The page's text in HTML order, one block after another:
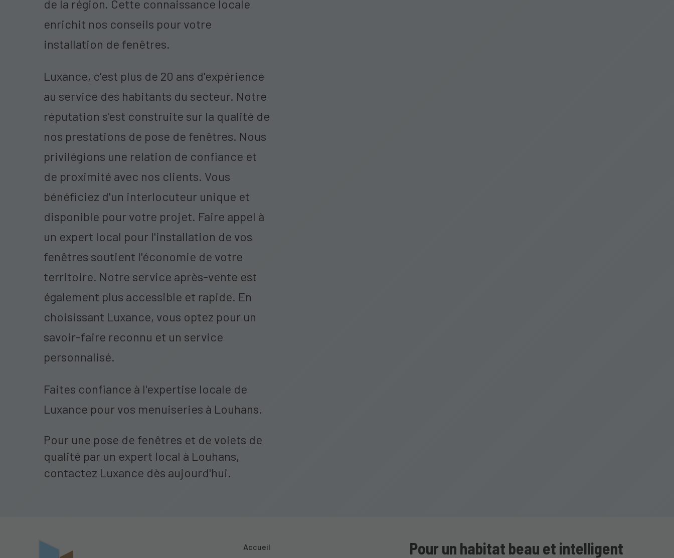
de la région. Cette connaissance locale
enrichit nos conseils pour votre
installation de fenêtres.
Luxance, c'est plus de 20 ans d'expérience
au service des habitants du secteur. Notre
réputation s'est construite sur la qualité de
nos prestations de pose de fenêtres. Nous
privilégions une relation de confiance et
de proximité avec nos clients. Vous
bénéficiez d'un interlocuteur unique et
disponible pour votre projet. Faire appel à
un expert local pour l'installation de vos
fenêtres soutient l'économie de votre
territoire. Notre service après-vente est
également plus accessible et rapide. En
choisissant Luxance, vous optez pour un
savoir-faire reconnu et un service
personnalisé.
Faites confiance à l'expertise locale de
Luxance pour vos menuiseries à Louhans.
Pour une pose de fenêtres et de volets de
qualité par un expert local à Louhans,
contactez Luxance dès aujourd'hui.
Accueil
Pour un habitat beau et intelligent